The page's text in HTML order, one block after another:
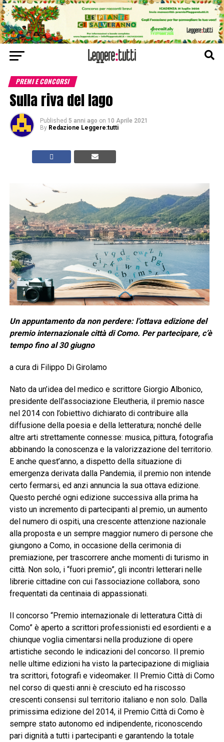
PREMI E CONCORSI
Sulla riva del lago
Published 5 anni ago on 10 Aprile 2021
By Redazione Leggere:tutti
Un appuntamento da non perdere: l’ottava edizione del
premio internazionale città di Como. Per partecipare, c’è
tempo fino al 30 giugno
a cura di Filippo Di Girolamo
Nato da un’idea del medico e scrittore Giorgio Albonico,
presidente dell’associazione Eleutheria, il premio nasce
nel 2014 con l’obiettivo dichiarato di contribuire alla
diffusione della poesia e della letteratura; nonché delle
altre arti strettamente connesse: musica, pittura, fotografia
abbinando la conoscenza e la valorizzazione del territorio.
E anche quest’anno, a dispetto della situazione di
emergenza derivata dalla Pandemia, il premio non intende
certo fermarsi, ed anzi annuncia la sua ottava edizione.
Questo perché ogni edizione successiva alla prima ha
visto un incremento di partecipanti al premio, un aumento
del numero di ospiti, una crescente attenzione nazionale
alla proposta e un sempre maggior numero di persone che
giungono a Como, in occasione della cerimonia di
premiazione, per trascorrere anche momenti di turismo in
città. Non solo, i “fuori premio”, gli incontri letterari nelle
librerie cittadine con cui l’associazione collabora, sono
frequentati da centinaia di appassionati.
Il concorso “Premio internazionale di letteratura Città di
Como” è aperto a scrittori professionisti ed esordienti e a
chiunque voglia cimentarsi nella produzione di opere
artistiche secondo le indicazioni del concorso. Il premio
nelle ultime edizioni ha visto la partecipazione di migliaia
tra scrittori, fotografi e videomaker. Il Premio Città di Como
nel corso di questi anni è cresciuto ed ha riscosso
crescenti consensi sul territorio italiano e non solo. Dalla
primissima edizione del 2014, il Premio Città di Como è
sempre stato autonomo ed indipendente, riconoscendo
pari dignità a tutti i partecipanti e garantendo la totale